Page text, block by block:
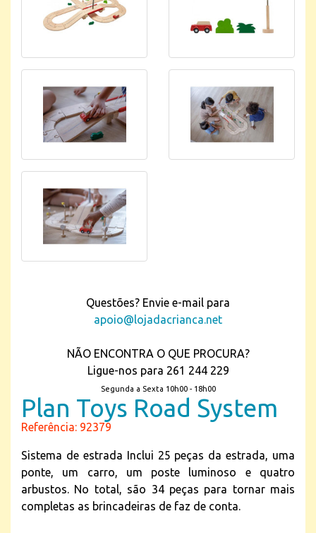
Questões? Envie e-mail para
apoio@lojadacrianca.net
NÃO ENCONTRA O QUE PROCURA?
Ligue-nos para 261 244 229
Segunda a Sexta 10h00 - 18h00
Plan Toys Road System
Referência: 92379
Sistema de estrada Inclui 25 peças da estrada, uma
ponte, um carro, um poste luminoso e quatro
arbustos. No total, são 34 peças para tornar mais
completas as brincadeiras de faz de conta.